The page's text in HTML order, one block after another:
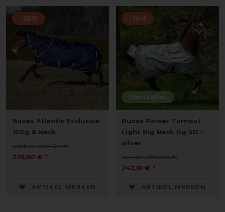
-25%
Bucas Atlantic Exclusive
150g & Neck
vorher 360,00 €
270,00 € *
ARTIKEL MERKEN
Bestseller
-10%
Bucas Power Turnout
Light Big Neck 0g SD -
silver
vorher 269,00 €
242,10 € *
ARTIKEL MERKEN